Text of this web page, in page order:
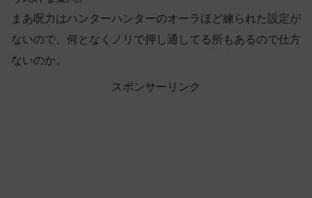
まあ呪力はハンターハンターのオーラほど練られた設定が
ないので、何となくノリで押し通してる所もあるので仕方
ないのか。
スポンサーリンク